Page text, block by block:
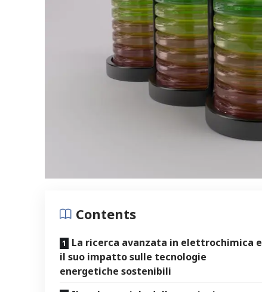
Contents
La ricerca avanzata in elettrochimica⁤ e
il suo impatto sulle tecnologie
energetiche ⁢sostenibili